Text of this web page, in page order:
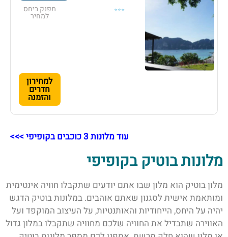
⭐⭐⭐ מפנק ביחס
למחיר
למחירון
חדרים
והזמנה
עוד מלונות 3 כוכבים בקופיפי >>>
מלונות בוטיק בקופיפי
מלון בוטיק הוא מלון שבו אתם יודעים שתקבלו חוויה אינטימית
ומותאמת אישית לסגנון שאתם אוהבים. במלונות בוטיק הדגש
יהיה על היחס, הייחודיות והאותנטיות, על העיצוב המוקפד ועל
האווירה שתבדיל את החוויה שלכם מחוויה שתקבלו במלון גדול